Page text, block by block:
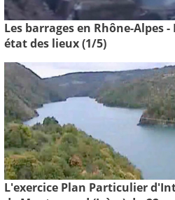
Les barrages en Rhône-Alpes -
état des lieux (1/5)
L'exercice Plan Particulier